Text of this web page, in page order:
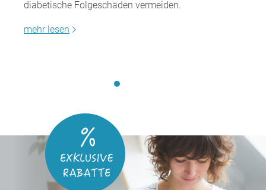
diabetische Folgeschäden vermeiden.
mehr lesen